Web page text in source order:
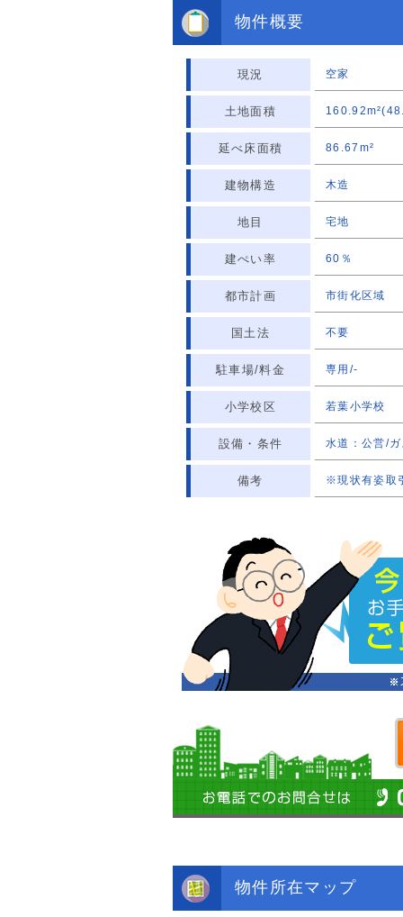
物件概要
現況 空家
土地面積
延べ床面積 86.67m²
建物構造 木造
地目 宅地
建ぺい率 60％
都市計画 市街化区域
国土法 不要
駐車場/料金 専用/-
小学校区 若葉小学校
設備・条件 水道：公営/
備考 ※現状有姿取
物件所在マップ